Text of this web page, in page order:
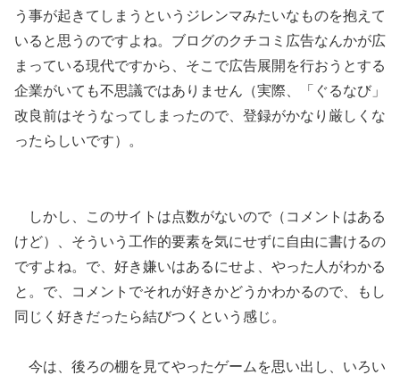
う事が起きてしまうというジレンマみたいなものを抱えて
いると思うのですよね。ブログのクチコミ広告なんかが広
まっている現代ですから、そこで広告展開を行おうとする
企業がいても不思議ではありません（実際、「ぐるなび」
改良前はそうなってしまったので、登録がかなり厳しくな
ったらしいです）。
しかし、このサイトは点数がないので（コメントはある
けど）、そういう工作的要素を気にせずに自由に書けるの
ですよね。で、好き嫌いはあるにせよ、やった人がわかる
と。で、コメントでそれが好きかどうかわかるので、もし
同じく好きだったら結びつくという感じ。
今は、後ろの棚を見てやったゲームを思い出し、いろい